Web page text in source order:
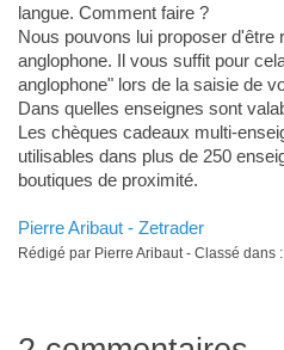
langue. Comment faire ?
Nous pouvons lui proposer d'être
anglophone. Il vous suffit pour
anglophone" lors de la saisie de
Dans quelles enseignes sont
Les chèques cadeaux multi-
utilisables dans plus de 250
boutiques de proximité.
Pierre Aribaut - Zetrader
Rédigé par Pierre Aribaut - Classé dans :